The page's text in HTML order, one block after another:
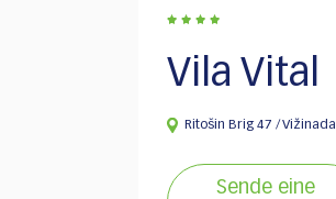
Vila Vital
Ritošin Brig 47 / Vižinada
Sende eine